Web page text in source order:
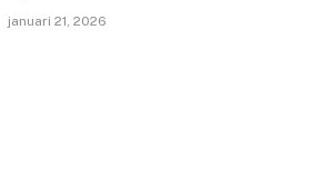
januari 21, 2026